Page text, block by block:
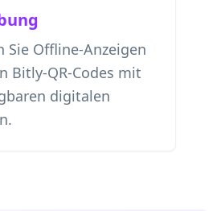
Sie Offline-Anzeigen
Bitly-QR-Codes mit
digitalen